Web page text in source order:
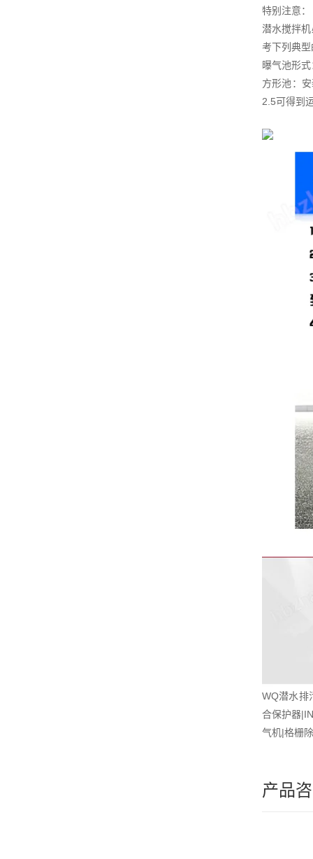
特别注意：
潜水搅拌
考下列典
曝气池形式
方形池：
2.5可得到
WQ潜水排
合保护器
气机|格栅
产品